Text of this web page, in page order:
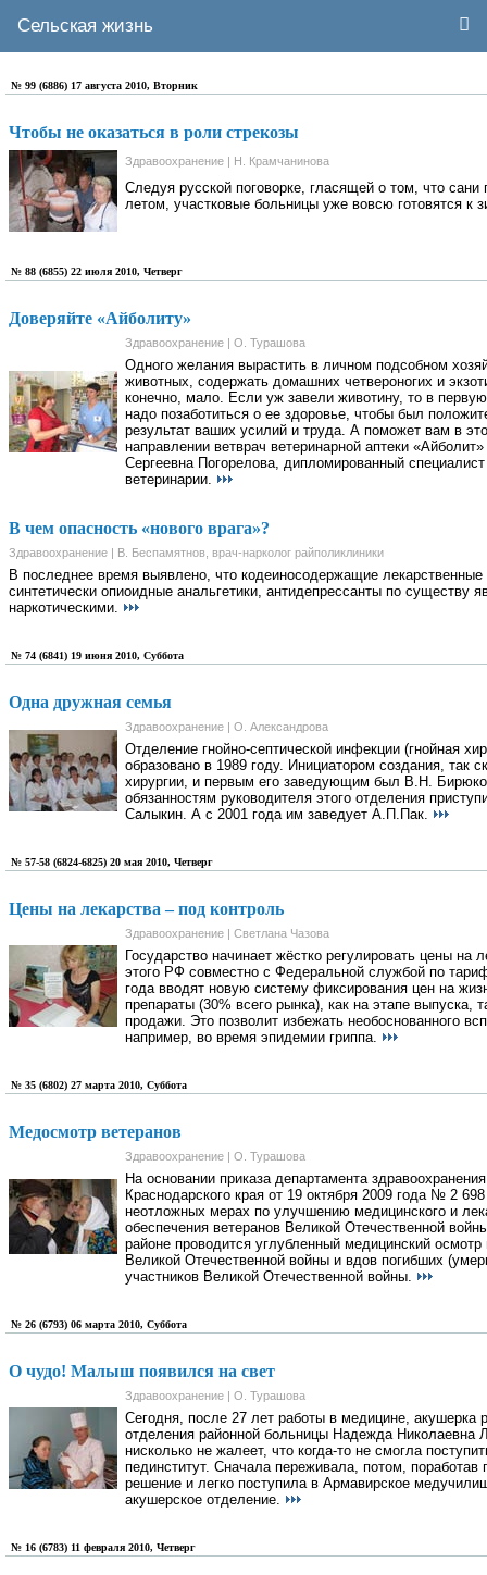
Сельская жизнь
№ 99 (6886) 17 августа 2010, Вторник
Чтобы не оказаться в роли стрекозы
Здравоохранение | Н. Крамчанинова
Следуя русской поговорке, гласящей о том, что сани
летом, участковые больницы уже вовсю готовятся к
№ 88 (6855) 22 июля 2010, Четверг
Доверяйте «Айболиту»
Здравоохранение | О. Турашова
Одного желания вырастить в личном подсобном
животных, содержать домашних четвероногих и
конечно, мало. Если уж завели животину, то в
надо позаботиться о ее здоровье, чтобы был
результат ваших усилий и труда. А поможет вам в
направлении ветврач ветеринарной аптеки
Сергеевна Погорелова, дипломированный
ветеринарии.
В чем опасность «нового врага»?
Здравоохранение | В. Беспамятнов, врач-нарколог райполиклиники
В последнее время выявлено, что кодеиносодержащие лекарственные
синтетически опиоидные анальгетики, антидепрессанты по существу
наркотическими.
№ 74 (6841) 19 июня 2010, Суббота
Одна дружная семья
Здравоохранение | О. Александрова
Отделение гнойно-септической инфекции (гнойная
образовано в 1989 году. Инициатором создания, так
хирургии, и первым его заведующим был В.Н.
обязанностям руководителя этого отделения
Салыкин. А с 2001 года им заведует А.П.Пак.
№ 57-58 (6824-6825) 20 мая 2010, Четверг
Цены на лекарства – под контроль
Здравоохранение | Светлана Чазова
Государство начинает жёстко регулировать цены на
этого РФ совместно с Федеральной службой по
года вводят новую систему фиксирования цен на
препараты (30% всего рынка), как на этапе выпуска,
продажи. Это позволит избежать необоснованного
например, во время эпидемии гриппа.
№ 35 (6802) 27 марта 2010, Суббота
Медосмотр ветеранов
Здравоохранение | О. Турашова
На основании приказа департамента здравоохранения
Краснодарского края от 19 октября 2009 года № 2
неотложных мерах по улучшению медицинского и
обеспечения ветеранов Великой Отечественной
районе проводится углубленный медицинский осмотр
Великой Отечественной войны и вдов погибших
участников Великой Отечественной войны.
№ 26 (6793) 06 марта 2010, Суббота
О чудо! Малыш появился на свет
Здравоохранение | О. Турашова
Сегодня, после 27 лет работы в медицине, акушерка
отделения районной больницы Надежда Николаевна
нисколько не жалеет, что когда-то не смогла
пединститут. Сначала переживала, потом, поработав
решение и легко поступила в Армавирское
акушерское отделение.
№ 16 (6783) 11 февраля 2010, Четверг